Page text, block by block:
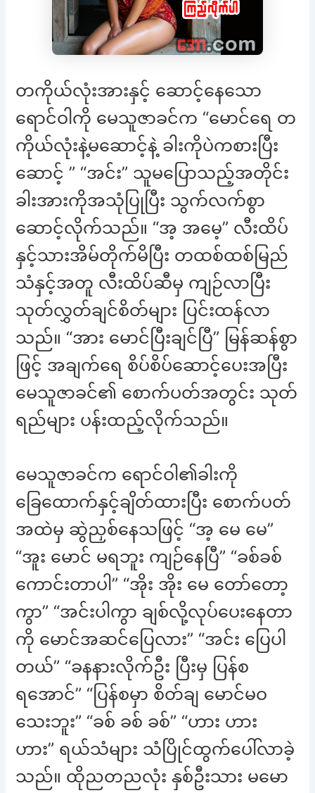
တကိုယ်လုံးအားနှင့် ဆောင့်နေသော
ရောင်ဝါကို မေသူဇာခင်က “မောင်ရေ တ
ကိုယ်လုံးနဲ့မဆောင့်နဲ့ ခါးကိုပဲကစားပြီး
ဆောင့် ” “အင်း” သူမပြောသည့်အတိုင်း
ခါးအားကိုအသုံပြုပြီး သွက်လက်စွာ
ဆောင့်လိုက်သည်။ “အ့ အမေ့” လီးထိပ်
နှင့်သားအိမ်တိုက်မိပြီး တထစ်ထစ်မြည်
သံနှင့်အတူ လီးထိပ်ဆီမှ ကျဉ်လာပြီး
သုတ်လွှတ်ချင်စိတ်များ ပြင်းထန်လာ
သည်။ “အား မောင်ပြီးချင်ပြီ” မြန်ဆန်စွာ
ဖြင့် အချက်ရေ စိပ်စိပ်ဆောင့်ပေးအပြီး
မေသူဇာခင်၏ စောက်ပတ်အတွင်း သုတ်
ရည်များ ပန်းထည့်လိုက်သည်။
မေသူဇာခင်က ရောင်ဝါ၏ခါးကို
ခြေထောက်နှင့်ချိတ်ထားပြီး စောက်ပတ်
အထဲမှ ဆွဲညှစ်နေသဖြင့် “အ့ မေ မေ”
“အူး မောင် မရဘူး ကျဉ်နေပြီ” “ခစ်ခစ်
ကောင်းတာပါ” “အိုး အိုး မေ တော်တော့
ကွာ” “အင်းပါကွာ ချစ်လို့လုပ်ပေးနေတာ
ကို မောင်အဆင်ပြေလား” “အင်း ပြေပါ
တယ်” “ခနနားလိုက်ဦး ပြီးမှ ပြန်စ
ရအောင်” “ပြန်စမှာ စိတ်ချ မောင်မဝ
သေးဘူး” “ခစ် ခစ် ခစ်” “ဟား ဟား
ဟား” ရယ်သံများ သံပြိုင်ထွက်ပေါ်လာခဲ့
သည်။ ထိုညတညလုံး နှစ်ဦးသား မမော